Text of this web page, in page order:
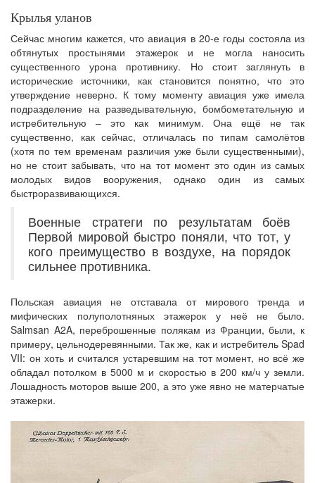
Крылья уланов
Сейчас многим кажется, что авиация в 20-е годы состояла из
обтянутых простынями этажерок и не могла наносить
существенного урона противнику. Но стоит заглянуть в
исторические источники, как становится понятно, что это
утверждение неверно. К тому моменту авиация уже имела
подразделение на разведывательную, бомбометательную и
истребительную – это как минимум. Она ещё не так
существенно, как сейчас, отличалась по типам самолётов
(хотя по тем временам различия уже были существенными),
но не стоит забывать, что на тот момент это один из самых
молодых видов вооружения, однако один из самых
быстроразвивающихся.
Военные стратеги по результатам боёв
Первой мировой быстро поняли, что тот, у
кого преимущество в воздухе, на порядок
сильнее противника.
Польская авиация не отставала от мирового тренда и
мифических полуполотняных этажерок у неё не было.
Salmsan A2A, переброшенные полякам из Франции, были, к
примеру, цельнодеревянными. Так же, как и истребитель Spad
VII: он хоть и считался устаревшим на тот момент, но всё же
обладал потолком в 5000 м и скоростью в 200 км/ч у земли.
Лошадность моторов выше 200, а это уже явно не матерчатые
этажерки.